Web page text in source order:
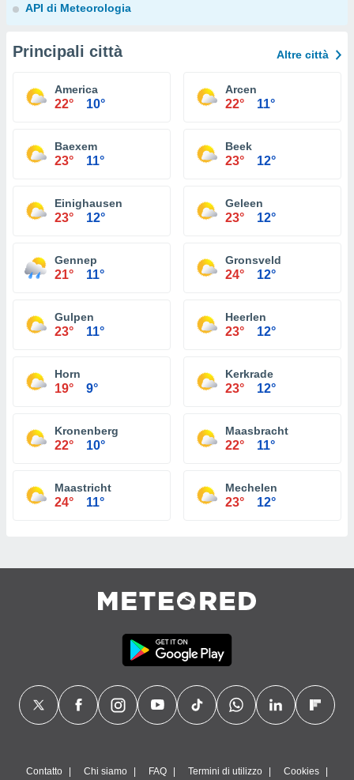
API di Meteorologia
Principali città Altre città
America
22° 10°
Arcen
22° 11°
Baexem
23° 11°
Beek
23° 12°
Einighausen
23° 12°
Geleen
23° 12°
Gennep
21° 11°
Gronsveld
24° 12°
Gulpen
23° 11°
Heerlen
23° 12°
Horn
19° 9°
Kerkrade
23° 12°
Kronenberg
22° 10°
Maasbracht
22° 11°
Maastricht
24° 11°
Mechelen
23° 12°
Contatto Chi siamo FAQ Termini di utilizzo Cookies